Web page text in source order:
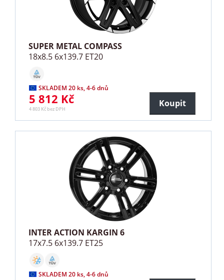
SUPER METAL COMPASS
18x8.5 6x139.7 ET20
SKLADEM 20 ks, 4-6 dnů
5 812 Kč
4 803 Kč bez DPH
Koupit
INTER ACTION KARGIN 6
17x7.5 6x139.7 ET25
SKLADEM 20 ks, 4-6 dnů